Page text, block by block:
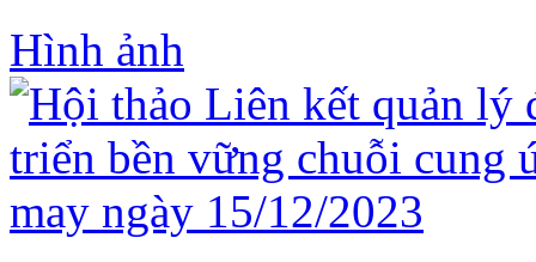
Hình ảnh